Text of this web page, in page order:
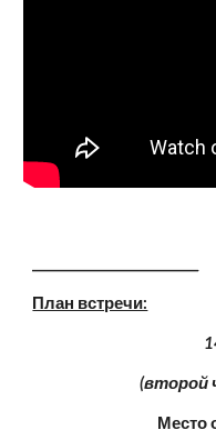
План встречи:
(второй
Место